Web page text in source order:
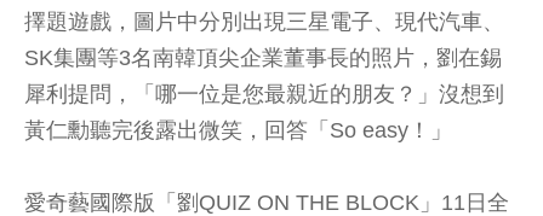
擇題遊戲，圖片中分別出現三星電子、現代汽車、
SK集團等3名南韓頂尖企業董事長的照片，劉在錫
犀利提問，「哪一位是您最親近的朋友？」沒想到
黃仁勳聽完後露出微笑，回答「So easy！」
愛奇藝國際版「劉QUIZ ON THE BLOCK」11日全